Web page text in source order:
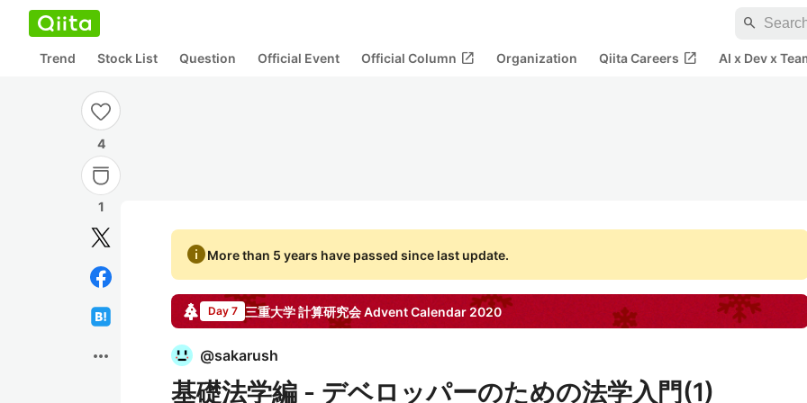
search
Trend Stock List Question Official Event Official Column open_in_new Organization Qiita Careers open_in_new AI x Dev x
4
1
more_horiz
infoMore than 5 years have passed since last update.
Day 7 三重大学 計算研究会Advent Calendar 2020
@sakarush
基礎法学編 - デベロッパーのための法学入門(1)